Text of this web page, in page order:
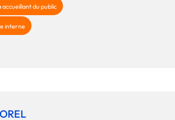
du public
interne